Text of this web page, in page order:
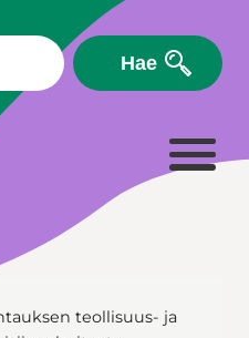
Hae
teollisuus- ja